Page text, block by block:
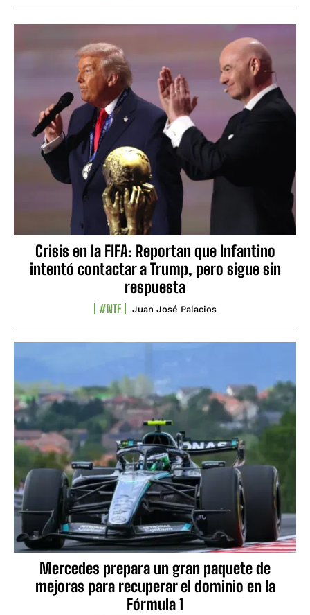
Crisis en la FIFA: Reportan que Infantino
intentó contactar a Trump, pero sigue sin
respuesta
#NTF Juan José Palacios
Mercedes prepara un gran paquete de
mejoras para recuperar el dominio en la
Fórmula 1